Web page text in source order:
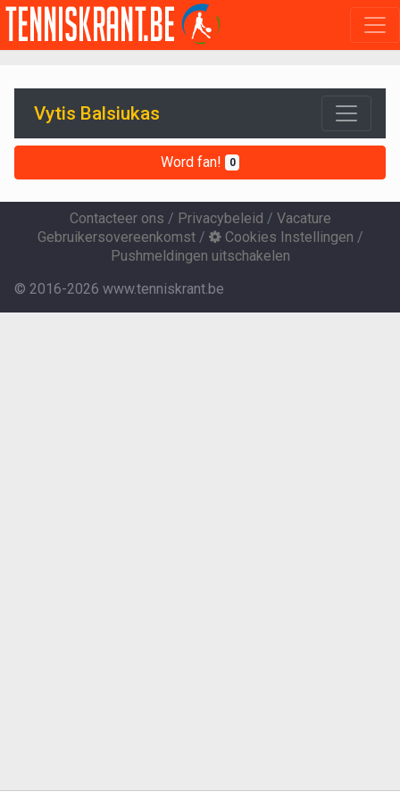
Vytis Balsiukas
Word fan! 0
Contacteer ons / Privacybeleid / Vacature
Gebruikersovereenkomst/ Cookies Instellingen /
Pushmeldingen uitschakelen
© 2016-2026 www.tenniskrant.be